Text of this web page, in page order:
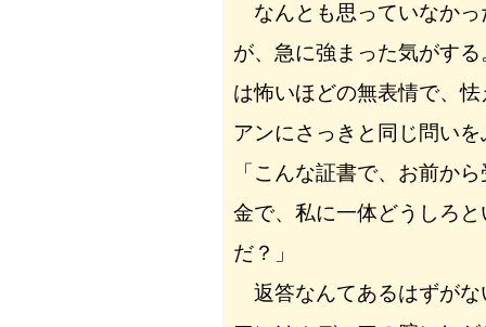
なんとも思っていなかっ
が、急に強まった気がす
は怖いほどの無表情で、
アンにさっきと同じ問い
「こんな証書で、お前か
金で、私に一体どうしろと
だ？」
返答なんてあるはずがな